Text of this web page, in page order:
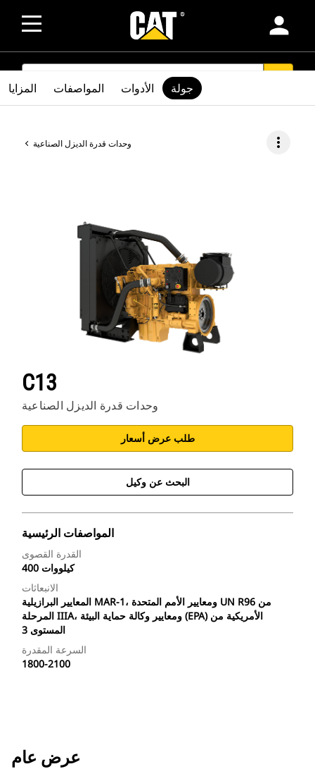
person
SEARCH
وحدات قدرة الديزل الصناعية more_vert
C13
وحدات قدرة الديزل الصناعية
طلب عرض أسعار
البحث عن وكيل
المواصفات الرئيسية
القدرة القصوى
400 كيلووات
الانبعاثات
المعايير البرازيلية MAR-1، ومعايير الأمم المتحدة UN R96 من
المرحلة IIIA، ومعايير وكالة حماية البيئة (EPA) الأمريكية من
المستوى 3
السرعة المقدرة
1800-2100
المزايا المواصفات الأدوات جولة
عرض عام